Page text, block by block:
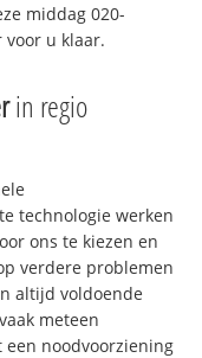
middag 020-
voor u klaar.
in regio
technologie werken
ons te kiezen en
verdere problemen
altijd voldoende
meteen
noodvoorziening